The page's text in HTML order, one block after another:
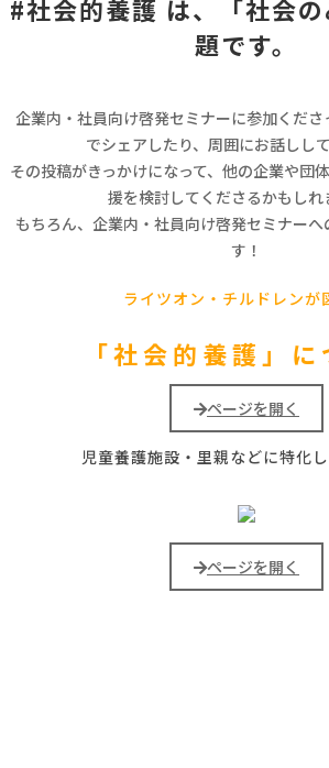
#社会的養護 は、「社会
題です。
企業内・社員向け啓発セミナーに参加くだ
でシェアしたり、周囲にお話しし
その投稿がきっかけになって、他の企業や団
援を検討してくださるかもしれ
もちろん、企業内・社員向け啓発セミナー
す！
ライツオン・チルドレンが
「社会的養護」に
ページを開く
児童養護施設・里親などに特化
ページを開く